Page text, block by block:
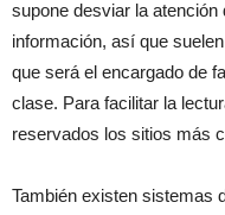
supone desviar la atención
información, así que
que será el encargado de
clase. Para facilitar la
reservados los sitios más
También existen sistemas